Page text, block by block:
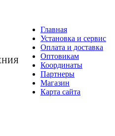
Главная
Установка и сервис
Оплата и доставка
Оптовикам
Координаты
Партнеры
Магазин
Карта сайта